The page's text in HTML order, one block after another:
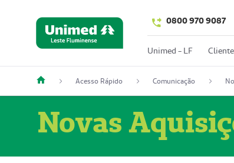
0800 970 9087
Unimed - LF Cliente
Acesso Rápido Comunicação
Novas